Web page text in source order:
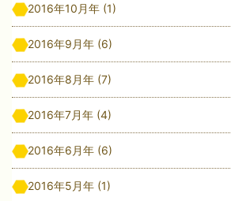
2016年10月年 (1)
2016年9月年 (6)
2016年8月年 (7)
2016年7月年 (4)
2016年6月年 (6)
2016年5月年 (1)